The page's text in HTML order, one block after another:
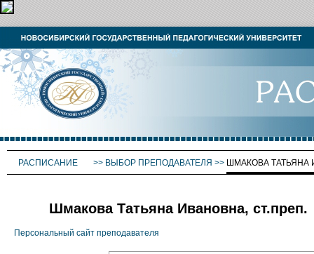
РАСПИСАНИЕ >> ВЫБОР ПРЕПОДАВАТЕЛЯ >> ШМАКОВА ТАТЬЯНА
Шмакова Татьяна Ивановна, ст.преп.
Персональный сайт преподавателя